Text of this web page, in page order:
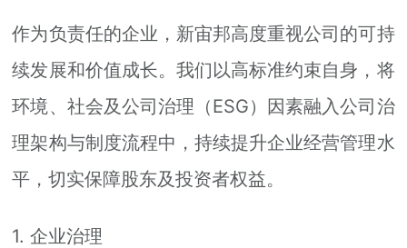
研发创新
江南（中国）
可持续发展
投资者关系
作为负责任的企业，新宙邦高度重视公司的可持
续发展和价值成长。我们以高标准约束自身，将
环境、社会及公司治理（ESG）因素融入公司治
理架构与制度流程中，持续提升企业经营管理水
平，切实保障股东及投资者权益。
1. 企业治理